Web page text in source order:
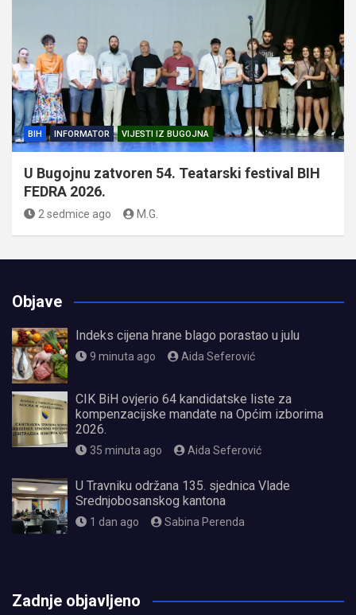
BIH INFORMATOR VIJESTI IZ BUGOJNA
U Bugojnu zatvoren 54. Teatarski festival BIH
FEDRA 2026.
2 sedmice ago M.G.
Objave
Indeks cijena hrane blago porastao u julu
9 minuta ago Aida Seferović
CIK BiH ovjerio 64 kandidatske liste za
kompenzacijske mandate na Općim izborima
2026.
35 minuta ago Aida Seferović
U Travniku održana 135. sjednica Vlade
Srednjobosanskog kantona
1 dan ago Sabina Perenda
Zadnje objavljeno